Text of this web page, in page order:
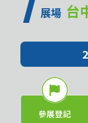
展場 台
參展登記